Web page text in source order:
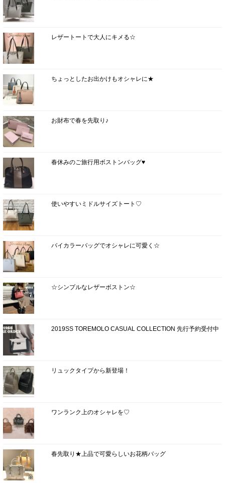
レザートートで大人にキメる☆
ちょっとしたお出かけもオシャレに★
お財布で春を先取り♪
春休みのご旅行用ボストンバッグ♥
使いやすいミドルサイズトート♡
バイカラーバッグでオシャレに可愛く☆
☆シンプルなレザーボストン☆
2019SS TOREMOLO CASUAL COLLECTION 先行予約受付中
リュックタイプから新登場！
ワンランク上のオシャレを♡
春先取り★上品で可愛らしいお花柄バッグ